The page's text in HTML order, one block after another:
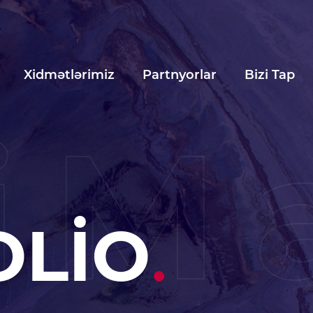
Xidmətlərimiz Partnyorlar Bizi Tap
.